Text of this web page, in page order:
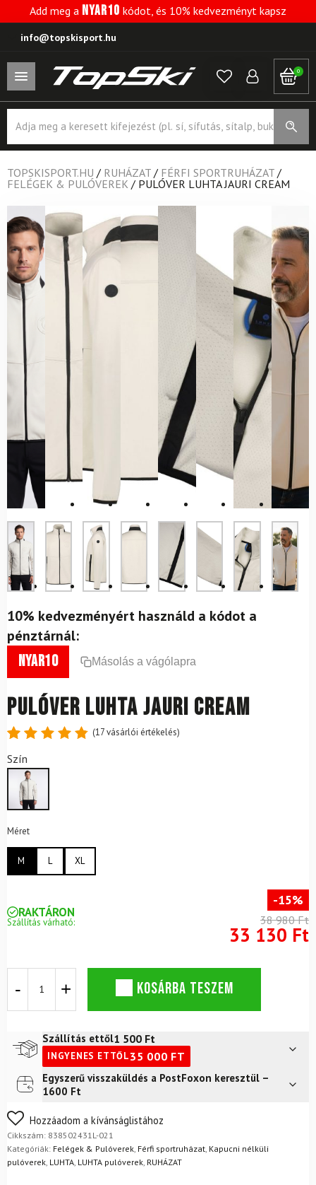
Add meg a NYAR10 kódot, és 10% kedvezményt kapsz
info@topskisport.hu
0
search
TOPSKISPORT.HU / RUHÁZAT / FÉRFI SPORTRUHÁZAT /
FELÉGEK & PULÓVEREK / PULÓVER LUHTA JAURI CREAM
10% kedvezményért használd a kódot a
pénztárnál:
nyar10 Másolás a vágólapra
Pulóver LUHTA Jauri Cream
4.88
5-ből,
értékelés
alapján
(17vásárlói értékelés)
Szín
Méret
M L XL
RAKTÁRON
Szállítás várható:
-15%
38 980 Ft
33 130 Ft
LUHTA
mennyiség
KOSÁRBA TESZEM
Szállítás ettől1 500 Ft
INGYENES ETTŐL35 000 FT
Futár a címre2 400
FoxPost
Egyszerű visszaküldés a PostFoxon keresztül –
1600 Ft
Nem biztos a választásában? Semmi gond – a terméket
egyszerűen visszaküldheti 14 napon belül, indoklás nélkül.
Mik a visszaküldés feltételei?
Hozzáadom a kívánságlistához
Cikkszám: 838502431L-021
Kategóriák: Felégek & Pulóverek Férfi sportruházat Kapucni nélküli
pulóverek LUHTA LUHTA pulóverek RUHÁZAT